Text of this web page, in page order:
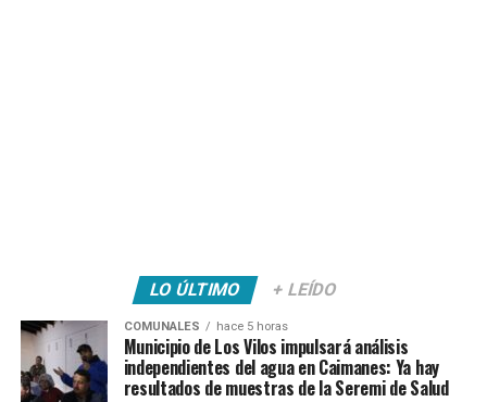
LO ÚLTIMO + LEÍDO
COMUNALES hace 5 horas
Municipio de Los Vilos impulsará análisis
independientes del agua en Caimanes: Ya hay
resultados de muestras de la Seremi de Salud